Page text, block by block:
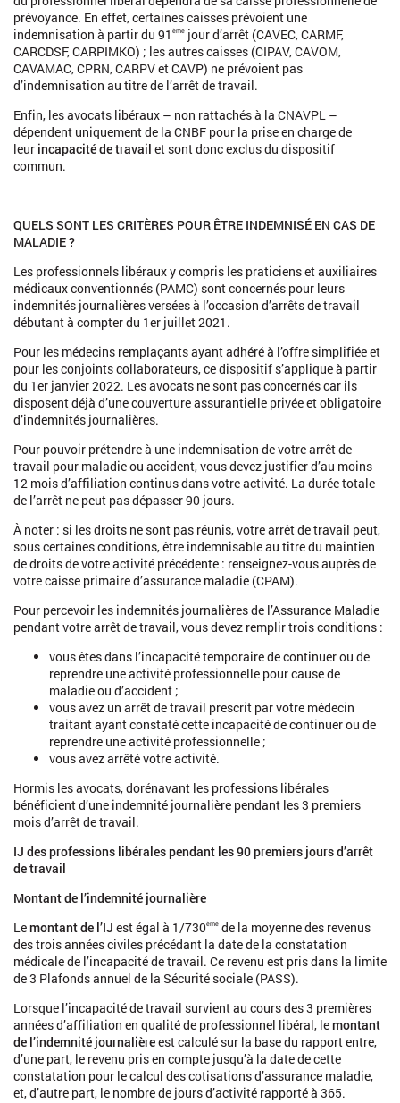
prévoyance. En effet, certaines caisses prévoient une
indemnisation à partir du 91 ème jour d’arrêt (CAVEC, CARMF,
CARCDSF, CARPIMKO) ; les autres caisses (CIPAV, CAVOM,
CAVAMAC, CPRN, CARPV et CAVP) ne prévoient pas
d’indemnisation au titre de l’arrêt de travail.
Enfin, les avocats libéraux – non rattachés à la CNAVPL –
dépendent uniquement de la CNBF pour la prise en charge de
leur incapacité de travail et sont donc exclus du dispositif
commun.
QUELS SONT LES CRITÈRES POUR ÊTRE INDEMNISÉ EN CAS DE
MALADIE ?
Les professionnels libéraux y compris les praticiens et auxiliaires
médicaux conventionnés (PAMC) sont concernés pour leurs
indemnités journalières versées à l’occasion d’arrêts de travail
débutant à compter du 1er juillet 2021.
Pour les médecins remplaçants ayant adhéré à l’offre simplifiée et
pour les conjoints collaborateurs, ce dispositif s’applique à partir
du 1er janvier 2022. Les avocats ne sont pas concernés car ils
disposent déjà d’une couverture assurantielle privée et obligatoire
d’indemnités journalières.
Pour pouvoir prétendre à une indemnisation de votre arrêt de
travail pour maladie ou accident, vous devez justifier d’au moins
12 mois d’affiliation continus dans votre activité. La durée totale
de l’arrêt ne peut pas dépasser 90 jours.
À noter : si les droits ne sont pas réunis, votre arrêt de travail peut,
sous certaines conditions, être indemnisable au titre du maintien
de droits de votre activité précédente : renseignez-vous auprès de
votre caisse primaire d’assurance maladie (CPAM).
Pour percevoir les indemnités journalières de l’Assurance Maladie
pendant votre arrêt de travail, vous devez remplir trois conditions :
vous êtes dans l’incapacité temporaire de continuer ou de
reprendre une activité professionnelle pour cause de
maladie ou d’accident ;
vous avez un arrêt de travail prescrit par votre médecin
traitant ayant constaté cette incapacité de continuer ou de
reprendre une activité professionnelle ;
vous avez arrêté votre activité.
Hormis les avocats, dorénavant les professions libérales
bénéficient d’une indemnité journalière pendant les 3 premiers
mois d’arrêt de travail.
IJ des professions libérales pendant les 90 premiers jours d’arrêt
de travail
Montant de l’indemnité journalière
Lemontant de l’IJ est égal à 1/730ème de la moyenne des revenus
des trois années civiles précédant la date de la constatation
médicale de l’incapacité de travail. Ce revenu est pris dans la limite
de 3 Plafonds annuel de la Sécurité sociale (PASS).
Lorsque l’incapacité de travail survient au cours des 3 premières
années d’affiliation en qualité de professionnel libéral, lemontant
de l’indemnité journalièreest calculé sur la base du rapport entre,
d’une part, le revenu pris en compte jusqu’à la date de cette
constatation pour le calcul des cotisations d’assurance maladie,
et, d’autre part, le nombre de jours d’activité rapporté à 365.